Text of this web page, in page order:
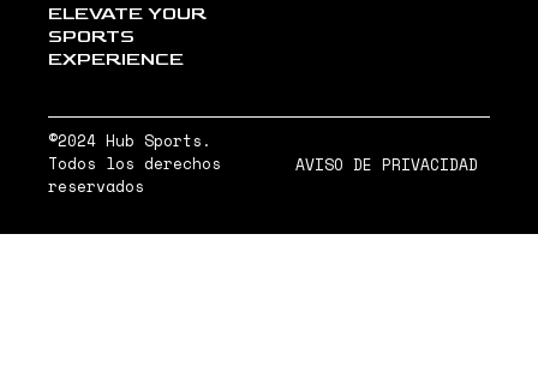
ELEVATE YOUR
SPORTS
EXPERIENCE
©2024 Hub Sports.
Todos los derechos
reservados
AVISO DE PRIVACIDAD